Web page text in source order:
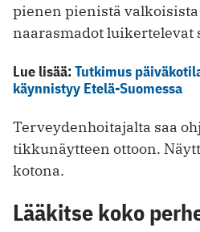
pienen pienistä
naarasmadot
Lue lisää:Tutkimus
käynnistyy Etelä-Suomessa
Terveydenhoitajalta saa
tikkunäytteen ottoon.
kotona.
Lääkitse koko